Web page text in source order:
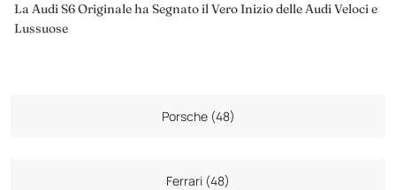
La Audi S6 Originale ha Segnato il Vero Inizio delle Audi Veloci e
Lussuose
Porsche (48)
Ferrari (48)